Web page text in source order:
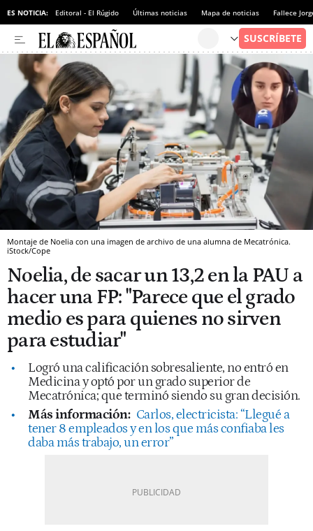
ES NOTICIA: Editoral - El Rúgido Últimas noticias Mapa de noticias Fallece
Montaje de Noelia con una imagen de archivo de una alumna de Mecatrónica.
iStock/Cope
Noelia, de sacar un 13,2 en la PAU a
hacer una FP: "Parece que el grado
medio es para quienes no sirven
para estudiar"
Logró una calificación sobresaliente, no entró en
Medicina y optó por un grado superior de
Mecatrónica; que terminó siendo su gran decisión.
Más información: Carlos, electricista: “Llegué a
tener 8 empleados y en los que más confiaba les
daba más trabajo, un error”